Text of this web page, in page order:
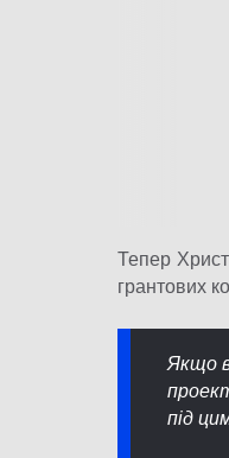
Тепер
грантових
Якщо
під